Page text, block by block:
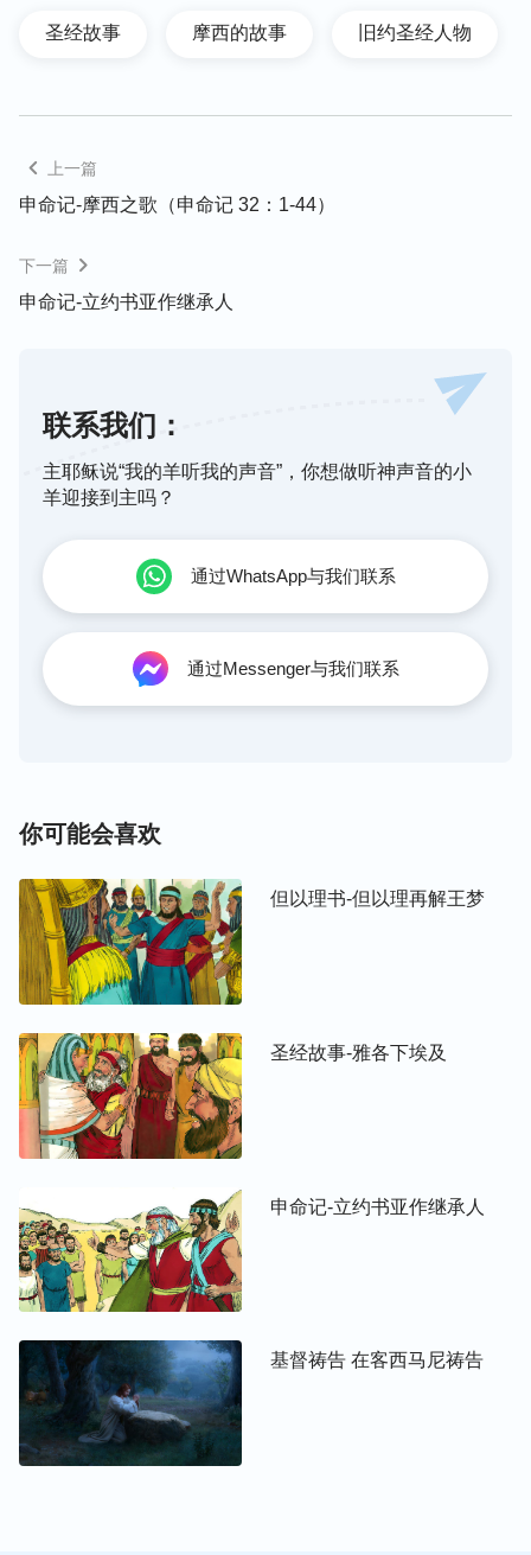
圣经故事 摩西的故事 旧约圣经人物
上一篇
申命记-摩西之歌（申命记 32：1-44）
下一篇
申命记-立约书亚作继承人
联系我们：
主耶稣说“我的羊听我的声音”，你想做听神声音的小
羊迎接到主吗？
通过WhatsApp与我们联系
通过Messenger与我们联系
你可能会喜欢
但以理书-但以理再解王梦
圣经故事-雅各下埃及
申命记-立约书亚作继承人
基督祷告 在客西马尼祷告